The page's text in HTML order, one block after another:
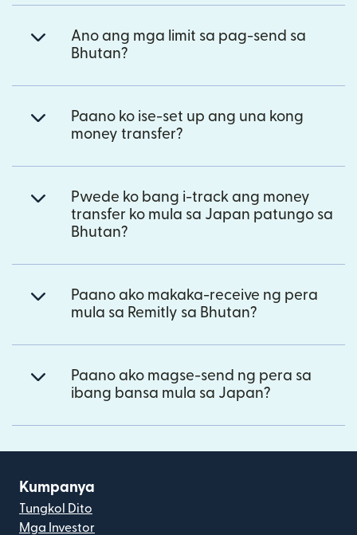
Ano ang mga limit sa pag-send sa
Bhutan?
Paano ko ise-set up ang una kong
money transfer?
Pwede ko bang i-track ang money
transfer ko mula sa Japan patungo sa
Bhutan?
Paano ako makaka-receive ng pera
mula sa Remitly sa Bhutan?
Paano ako magse-send ng pera sa
ibang bansa mula sa Japan?
Kumpanya
Tungkol Dito
Mga Investor